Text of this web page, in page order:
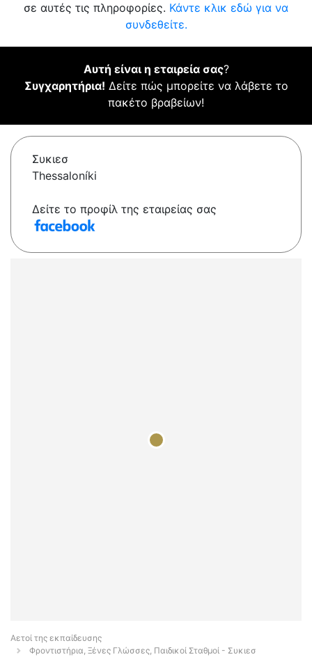
σε αυτές τις πληροφορίες. Κάντε κλικ εδώ για να
συνδεθείτε.
Αυτή είναι η εταιρεία σας?
Συγχαρητήρια! Δείτε πώς μπορείτε να λάβετε το
πακέτο βραβείων!
Συκιεσ
Thessaloníki
Δείτε το προφίλ της εταιρείας σας
Αετοί της εκπαίδευσης
Φροντιστήρια, Ξένες Γλώσσες, Παιδικοί Σταθμοί - Συκιεσ